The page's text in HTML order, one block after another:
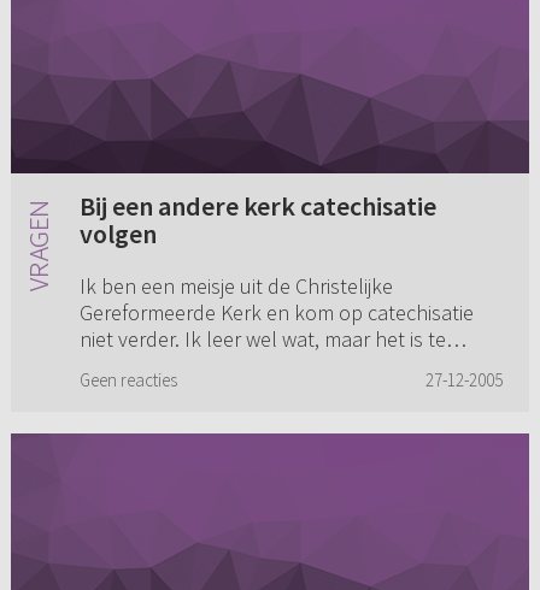
Bij een andere kerk catechisatie
volgen
Ik ben een meisje uit de Christelijke
Gereformeerde Kerk en kom op catechisatie
niet verder. Ik leer wel wat, maar het is te
gezegd van: Je moet dit en dat. Je ...
Geen reacties 27-12-2005